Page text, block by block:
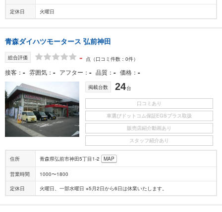
定休日 火曜日
青森ダイハツモータース 弘前神田
総合評価 - 点 （口コミ件数：0件）
接客 - 雰囲気 - アフター - 品質 - 価格 -
掲載台数 24台
口コミあり
車選びドットコム保証EGSプラス取扱
販売店紹介動画あり
スタッフ紹介あり
住所 青森県弘前市神田5丁目1-2 MAP
営業時間 1000〜1800
定休日 火曜日、一部水曜日 ※5月2日から6日は休業いたします。